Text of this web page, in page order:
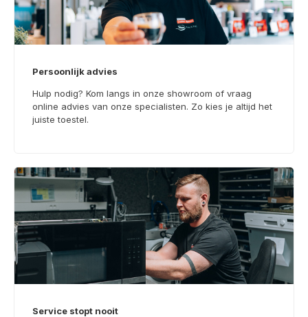
Persoonlijk advies
Hulp nodig? Kom langs in onze showroom of vraag
online advies van onze specialisten. Zo kies je altijd het
juiste toestel.
Service stopt nooit